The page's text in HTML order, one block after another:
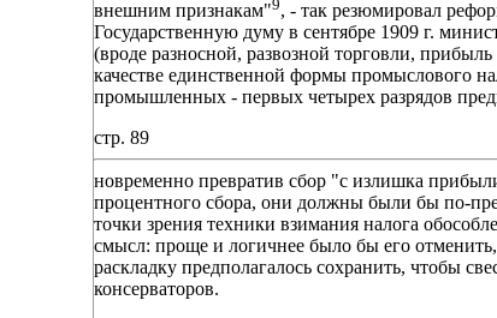
внешним признакам"9, - так резюмировал
Государственную думу в сентябре 1909 г.
(вроде разносной, развозной торговли,
качестве единственной формы промыслового
промышленных - первых четырех разрядов
стр. 89
новременно превратив сбор "с излишка
процентного сбора, они должны были бы по-
точки зрения техники взимания налога
смысл: проще и логичнее было бы его
раскладку предполагалось сохранить, чтобы
консерваторов.